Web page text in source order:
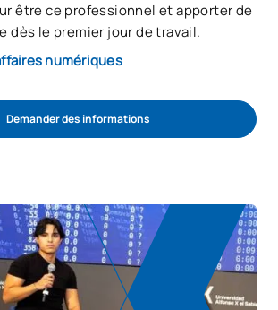
être ce professionnel et apporter de
dès le premier jour de travail.
numériques
Demander des informations